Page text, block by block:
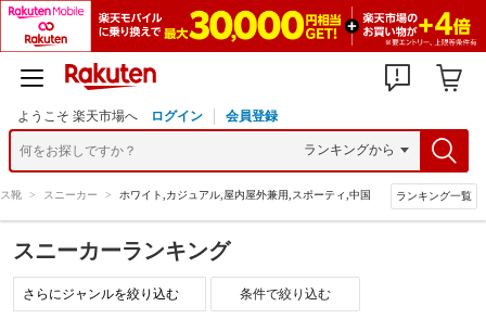
ようこそ 楽天市場へ ログイン 会員登録
靴 > スニーカー > ホワイト,カジュアル,屋内屋外兼用,スポーティ,中国 ランキング一覧
スニーカーランキング
条件で絞り込む